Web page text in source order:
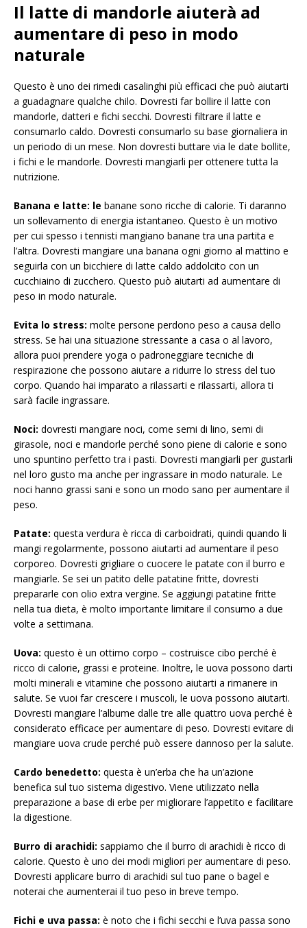
Il latte di mandorle aiuterà ad
aumentare di peso in modo
naturale
Questo è uno dei rimedi casalinghi più efficaci che può aiutarti
a guadagnare qualche chilo. Dovresti far bollire il latte con
mandorle, datteri e fichi secchi. Dovresti filtrare il latte e
consumarlo caldo. Dovresti consumarlo su base giornaliera in
un periodo di un mese. Non dovresti buttare via le date bollite,
i fichi e le mandorle. Dovresti mangiarli per ottenere tutta la
nutrizione.
Banana e latte: le banane sono ricche di calorie. Ti daranno
un sollevamento di energia istantaneo. Questo è un motivo
per cui spesso i tennisti mangiano banane tra una partita e
l’altra. Dovresti mangiare una banana ogni giorno al mattino e
seguirla con un bicchiere di latte caldo addolcito con un
cucchiaino di zucchero. Questo può aiutarti ad aumentare di
peso in modo naturale.
Evita lo stress: molte persone perdono peso a causa dello
stress. Se hai una situazione stressante a casa o al lavoro,
allora puoi prendere yoga o padroneggiare tecniche di
respirazione che possono aiutare a ridurre lo stress del tuo
corpo. Quando hai imparato a rilassarti e rilassarti, allora ti
sarà facile ingrassare.
Noci: dovresti mangiare noci, come semi di lino, semi di
girasole, noci e mandorle perché sono piene di calorie e sono
uno spuntino perfetto tra i pasti. Dovresti mangiarli per gustarli
nel loro gusto ma anche per ingrassare in modo naturale. Le
noci hanno grassi sani e sono un modo sano per aumentare il
peso.
Patate: questa verdura è ricca di carboidrati, quindi quando li
mangi regolarmente, possono aiutarti ad aumentare il peso
corporeo. Dovresti grigliare o cuocere le patate con il burro e
mangiarle. Se sei un patito delle patatine fritte, dovresti
prepararle con olio extra vergine. Se aggiungi patatine fritte
nella tua dieta, è molto importante limitare il consumo a due
volte a settimana.
Uova: questo è un ottimo corpo – costruisce cibo perché è
ricco di calorie, grassi e proteine. Inoltre, le uova possono darti
molti minerali e vitamine che possono aiutarti a rimanere in
salute. Se vuoi far crescere i muscoli, le uova possono aiutarti.
Dovresti mangiare l’albume dalle tre alle quattro uova perché è
considerato efficace per aumentare di peso. Dovresti evitare di
mangiare uova crude perché può essere dannoso per la salute.
Cardo benedetto: questa è un’erba che ha un’azione
benefica sul tuo sistema digestivo. Viene utilizzato nella
preparazione a base di erbe per migliorare l’appetito e facilitare
la digestione.
Burro di arachidi: sappiamo che il burro di arachidi è ricco di
calorie. Questo è uno dei modi migliori per aumentare di peso.
Dovresti applicare burro di arachidi sul tuo pane o bagel e
noterai che aumenterai il tuo peso in breve tempo.
Fichi e uva passa: è noto che i fichi secchi e l’uva passa sono